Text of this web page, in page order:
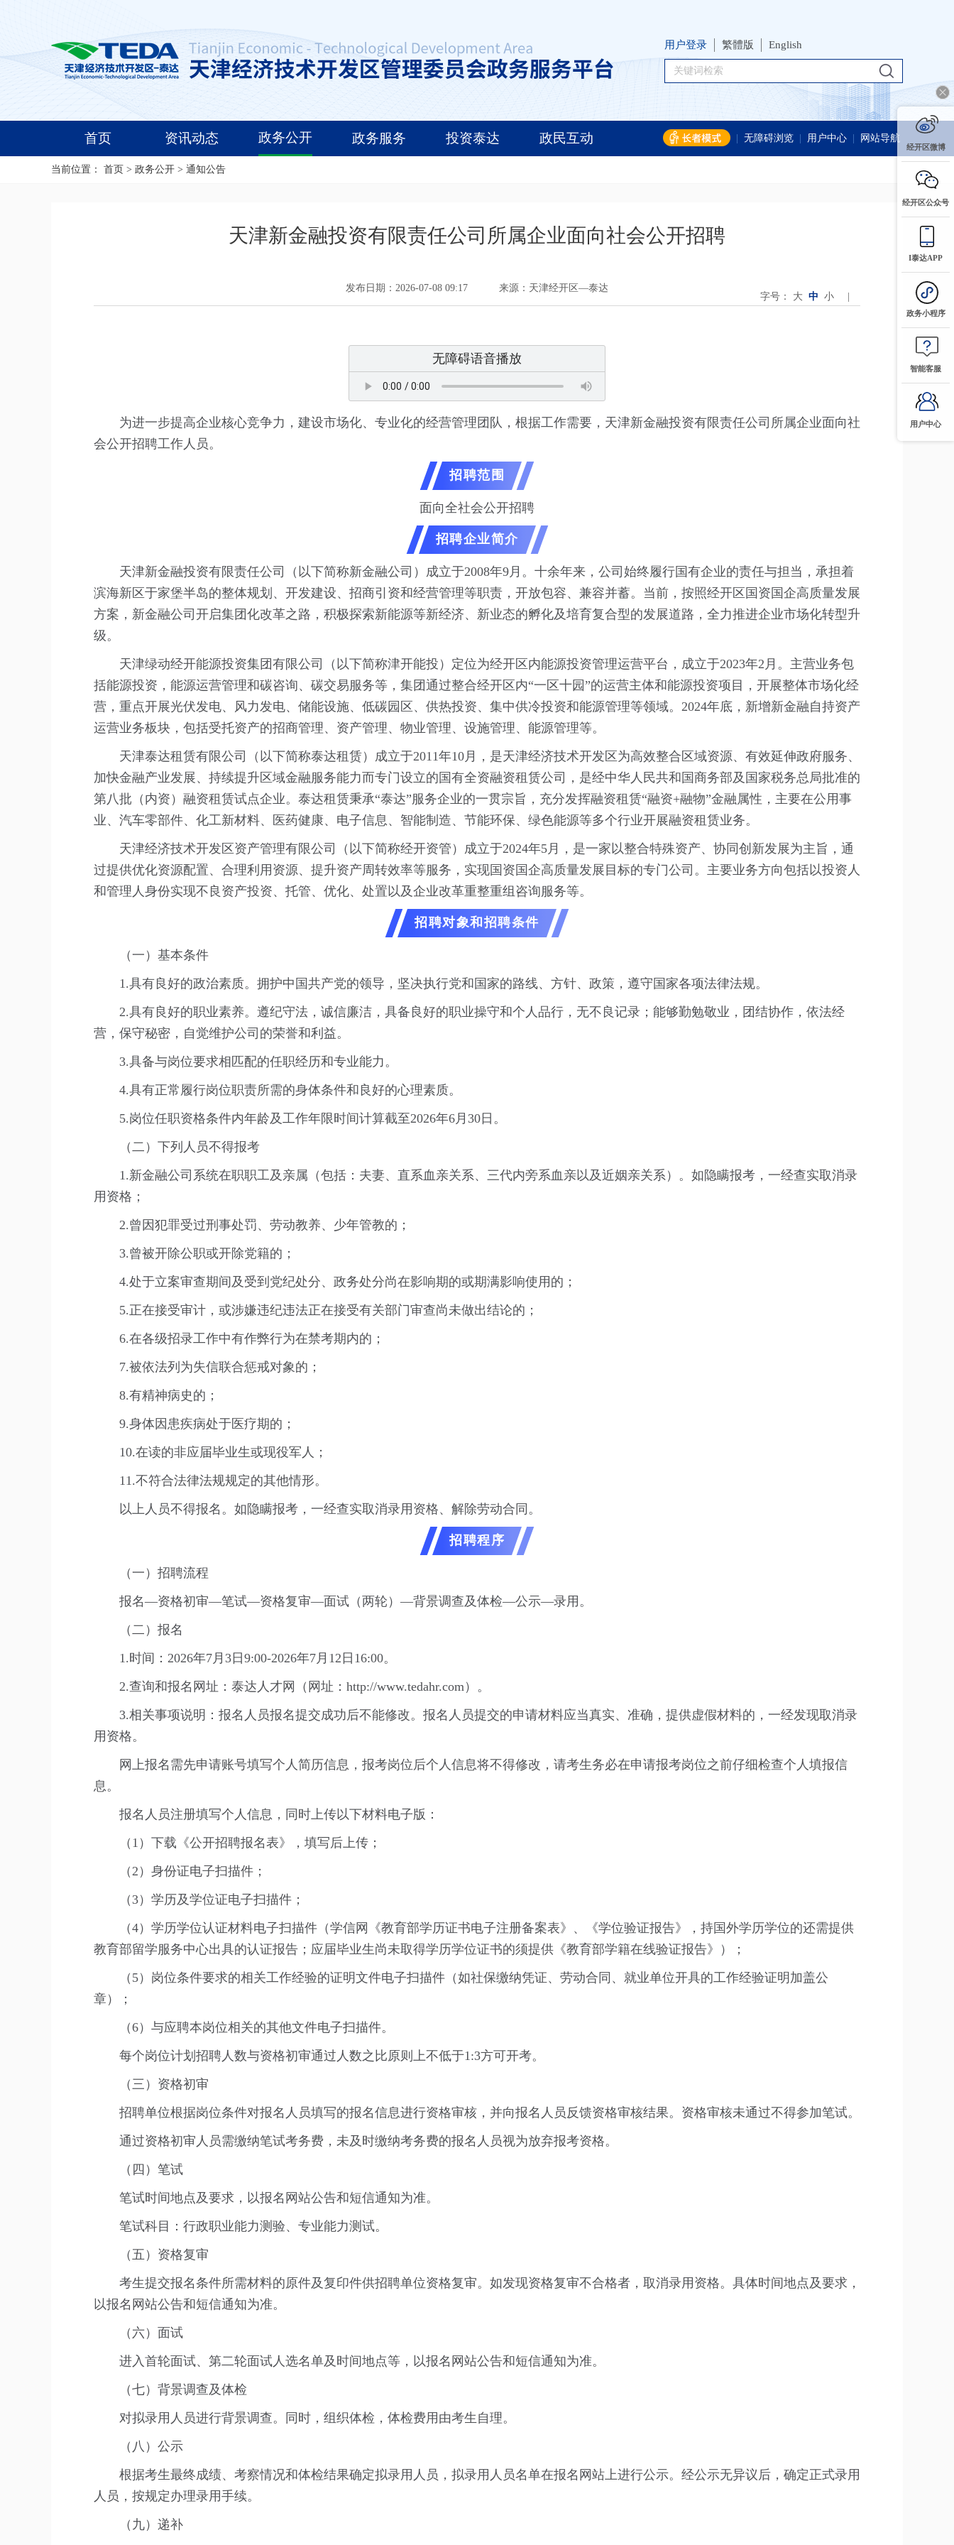
用户登录 繁體版 English
首页 资讯动态 政务公开 政务服务 投资泰达 政民互动 无障碍浏览 用户中心 网站导航
当前位置： 首页 > 政务公开 > 通知公告
天津新金融投资有限责任公司所属企业面向社会公开招聘
发布日期：2026-07-08 09:17
来源：天津经开区—泰达
字号： 大 中 小
无障碍语音播放
为进一步提高企业核心竞争力，建设市场化、专业化的经营管理团队，根据工作需要，天津新金融投资有限责任公司所属企业面向社
会公开招聘工作人员。
招聘范围
面向全社会公开招聘
招聘企业简介
天津新金融投资有限责任公司（以下简称新金融公司）成立于2008年9月。十余年来，公司始终履行国有企业的责任与担当，承担着
滨海新区于家堡半岛的整体规划、开发建设、招商引资和经营管理等职责，开放包容、兼容并蓄。当前，按照经开区国资国企高质量发展
方案，新金融公司开启集团化改革之路，积极探索新能源等新经济、新业态的孵化及培育复合型的发展道路，全力推进企业市场化转型升
级。
天津绿动经开能源投资集团有限公司（以下简称津开能投）定位为经开区内能源投资管理运营平台，成立于2023年2月。主营业务包
括能源投资，能源运营管理和碳咨询、碳交易服务等，集团通过整合经开区内“一区十园”的运营主体和能源投资项目，开展整体市场化经
营，重点开展光伏发电、风力发电、储能设施、低碳园区、供热投资、集中供冷投资和能源管理等领域。2024年底，新增新金融自持资产
运营业务板块，包括受托资产的招商管理、资产管理、物业管理、设施管理、能源管理等。
天津泰达租赁有限公司（以下简称泰达租赁）成立于2011年10月，是天津经济技术开发区为高效整合区域资源、有效延伸政府服务、
加快金融产业发展、持续提升区域金融服务能力而专门设立的国有全资融资租赁公司，是经中华人民共和国商务部及国家税务总局批准的
第八批（内资）融资租赁试点企业。泰达租赁秉承“泰达”服务企业的一贯宗旨，充分发挥融资租赁“融资+融物”金融属性，主要在公用事
业、汽车零部件、化工新材料、医药健康、电子信息、智能制造、节能环保、绿色能源等多个行业开展融资租赁业务。
天津经济技术开发区资产管理有限公司（以下简称经开资管）成立于2024年5月，是一家以整合特殊资产、协同创新发展为主旨，通
过提供优化资源配置、合理利用资源、提升资产周转效率等服务，实现国资国企高质量发展目标的专门公司。主要业务方向包括以投资人
和管理人身份实现不良资产投资、托管、优化、处置以及企业改革重整重组咨询服务等。
招聘对象和招聘条件
（一）基本条件
1.具有良好的政治素质。拥护中国共产党的领导，坚决执行党和国家的路线、方针、政策，遵守国家各项法律法规。
2.具有良好的职业素养。遵纪守法，诚信廉洁，具备良好的职业操守和个人品行，无不良记录；能够勤勉敬业，团结协作，依法经
营，保守秘密，自觉维护公司的荣誉和利益。
3.具备与岗位要求相匹配的任职经历和专业能力。
4.具有正常履行岗位职责所需的身体条件和良好的心理素质。
5.岗位任职资格条件内年龄及工作年限时间计算截至2026年6月30日。
（二）下列人员不得报考
1.新金融公司系统在职职工及亲属（包括：夫妻、直系血亲关系、三代内旁系血亲以及近姻亲关系）。如隐瞒报考，一经查实取消录
用资格；
2.曾因犯罪受过刑事处罚、劳动教养、少年管教的；
3.曾被开除公职或开除党籍的；
4.处于立案审查期间及受到党纪处分、政务处分尚在影响期的或期满影响使用的；
5.正在接受审计，或涉嫌违纪违法正在接受有关部门审查尚未做出结论的；
6.在各级招录工作中有作弊行为在禁考期内的；
7.被依法列为失信联合惩戒对象的；
8.有精神病史的；
9.身体因患疾病处于医疗期的；
10.在读的非应届毕业生或现役军人；
11.不符合法律法规规定的其他情形。
以上人员不得报名。如隐瞒报考，一经查实取消录用资格、解除劳动合同。
招聘程序
（一）招聘流程
报名—资格初审—笔试—资格复审—面试（两轮）—背景调查及体检—公示—录用。
（二）报名
1.时间：2026年7月3日9:00-2026年7月12日16:00。
2.查询和报名网址：泰达人才网（网址：http://www.tedahr.com）。
3.相关事项说明：报名人员报名提交成功后不能修改。报名人员提交的申请材料应当真实、准确，提供虚假材料的，一经发现取消录
用资格。
网上报名需先申请账号填写个人简历信息，报考岗位后个人信息将不得修改，请考生务必在申请报考岗位之前仔细检查个人填报信
息。
报名人员注册填写个人信息，同时上传以下材料电子版：
（1）下载《公开招聘报名表》，填写后上传；
（2）身份证电子扫描件；
（3）学历及学位证电子扫描件；
（4）学历学位认证材料电子扫描件（学信网《教育部学历证书电子注册备案表》、《学位验证报告》，持国外学历学位的还需提供
教育部留学服务中心出具的认证报告；应届毕业生尚未取得学历学位证书的须提供《教育部学籍在线验证报告》）；
（5）岗位条件要求的相关工作经验的证明文件电子扫描件（如社保缴纳凭证、劳动合同、就业单位开具的工作经验证明加盖公
章）；
（6）与应聘本岗位相关的其他文件电子扫描件。
每个岗位计划招聘人数与资格初审通过人数之比原则上不低于1:3方可开考。
（三）资格初审
招聘单位根据岗位条件对报名人员填写的报名信息进行资格审核，并向报名人员反馈资格审核结果。资格审核未通过不得参加笔试。
通过资格初审人员需缴纳笔试考务费，未及时缴纳考务费的报名人员视为放弃报考资格。
（四）笔试
笔试时间地点及要求，以报名网站公告和短信通知为准。
笔试科目：行政职业能力测验、专业能力测试。
（五）资格复审
考生提交报名条件所需材料的原件及复印件供招聘单位资格复审。如发现资格复审不合格者，取消录用资格。具体时间地点及要求，
以报名网站公告和短信通知为准。
（六）面试
进入首轮面试、第二轮面试人选名单及时间地点等，以报名网站公告和短信通知为准。
（七）背景调查及体检
对拟录用人员进行背景调查。同时，组织体检，体检费用由考生自理。
（八）公示
根据考生最终成绩、考察情况和体检结果确定拟录用人员，拟录用人员名单在报名网站上进行公示。经公示无异议后，确定正式录用
人员，按规定办理录用手续。
（九）递补
经开区微博
经开区公众号
I泰达APP
政务小程序
智能客服
用户中心